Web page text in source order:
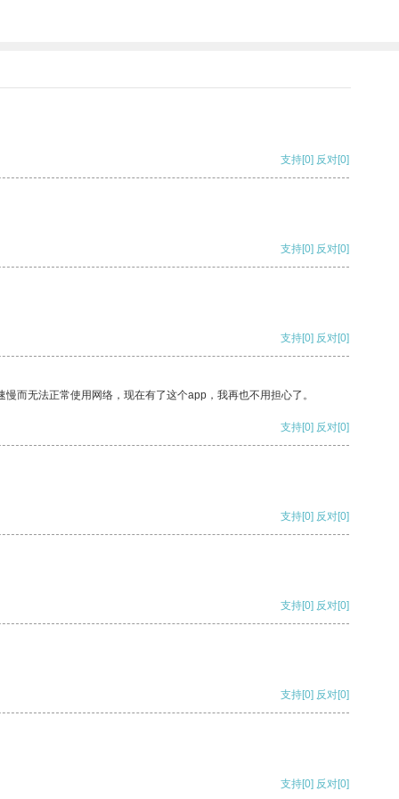
支持[0] 反对[0]
支持[0] 反对[0]
支持[0] 反对[0]
而无法正常使用网络，现在有了这个app，我再也不用担心了。
支持[0] 反对[0]
支持[0] 反对[0]
支持[0] 反对[0]
支持[0] 反对[0]
支持[0] 反对[0]